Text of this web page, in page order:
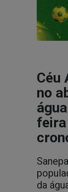
Céu
no
da